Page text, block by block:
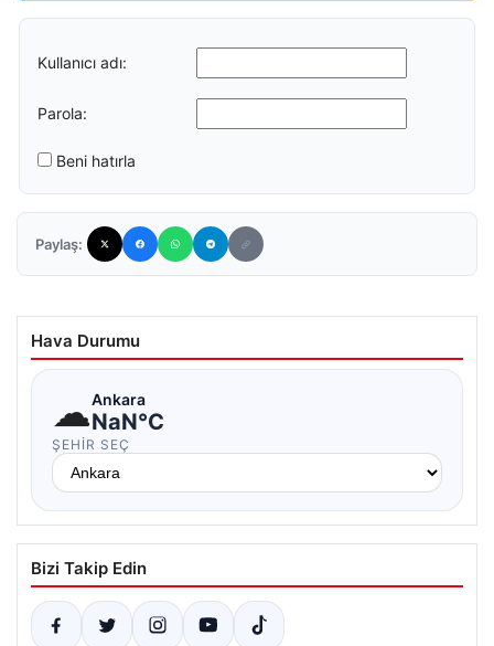
Kullanıcı adı:
Parola:
Beni hatırla
Paylaş:
Hava Durumu
☁Ankara
NaN°C
ŞEHIR SEÇ
Bizi Takip Edin